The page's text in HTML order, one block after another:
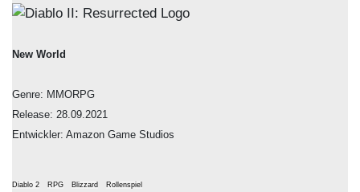
New World
Genre: MMORPG
Release: 28.09.2021
Entwickler: Amazon Game Studios
Diablo 2 RPG Blizzard Rollenspiel